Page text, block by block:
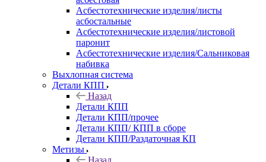
Асбестотехнические изделия/листы
асбостальные
Асбестотехнические изделия/листовой
паронит
Асбестотехнические изделия/Сальниковая
набивка
Выхлопная система
Детали КПП
Назад
Детали КПП
Детали КПП/прочее
Детали КПП/ КПП в сборе
Детали КПП/Раздаточная КП
Метизы
Назад